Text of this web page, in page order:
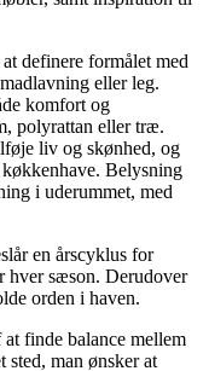
definere formålet med
eller leg.
komfort og
polyrattan eller træ.
liv og skønhed, og
Belysning
i uderummet, med
en årscyklus for
hver sæson. Derudover
orden i haven.
finde balance mellem
man ønsker at